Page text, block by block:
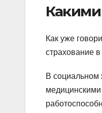
Как уже
страхование
В социальном